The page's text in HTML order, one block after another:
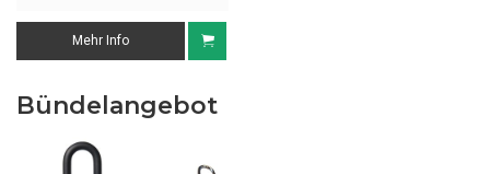
Mehr Info
Bündelangebot